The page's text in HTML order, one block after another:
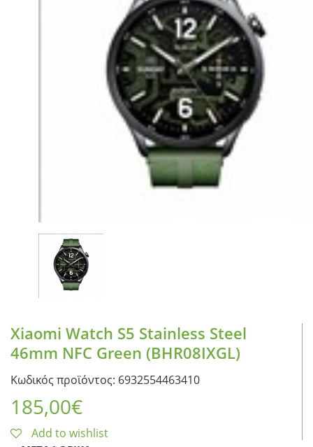
Xiaomi Watch S5 Stainless Steel
46mm NFC Green (BHR08IXGL)
Κωδικός προϊόντος: 6932554463410
185,00€
Add to wishlist